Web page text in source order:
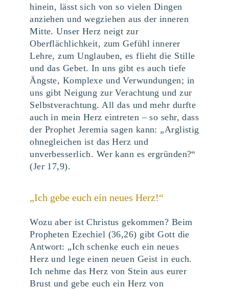
hinein, lässt sich von so vielen Dingen
anziehen und wegziehen aus der inneren
Mitte. Unser Herz neigt zur
Oberflächlichkeit, zum Gefühl innerer
Lehre, zum Unglauben, es flieht die Stille
und das Gebet. In uns gibt es auch tiefe
Ängste, Komplexe und Verwundungen; in
uns gibt Neigung zur Verachtung und zur
Selbstverachtung. All das und mehr durfte
auch in mein Herz eintreten – so sehr, dass
der Prophet Jeremia sagen kann: „Arglistig
ohnegleichen ist das Herz und
unverbesserlich. Wer kann es ergründen?“
(Jer 17,9).
„Ich gebe euch ein neues Herz!“
Wozu aber ist Christus gekommen? Beim
Propheten Ezechiel (36,26) gibt Gott die
Antwort: „Ich schenke euch ein neues
Herz und lege einen neuen Geist in euch.
Ich nehme das Herz von Stein aus eurer
Brust und gebe euch ein Herz von